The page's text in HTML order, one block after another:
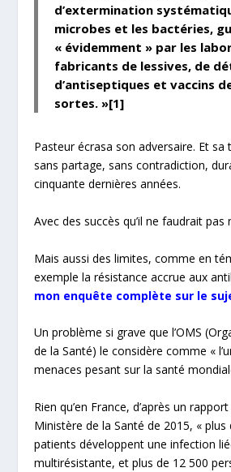
d’extermination
microbes et les bactéries,
« évidemment » par les
fabricants de lessives, de
d’antiseptiques et vaccins
sortes. »[1]
Pasteur écrasa son adversaire. Et sa
sans partage, sans contradiction,
cinquante dernières années.
Avec des succès qu’il ne faudrait pas
Mais aussi des limites, comme en
exemple la résistance accrue aux
mon enquête complète sur le
Un problème si grave que l’OMS
de la Santé) le considère comme «
menaces pesant sur la santé
Rien qu’en France, d’après un
Ministère de la Santé de 2015, « plus
patients développent une infection
multirésistante, et plus de 12 500